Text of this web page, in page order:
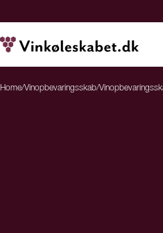
Home/Vinopbevaringsskab/